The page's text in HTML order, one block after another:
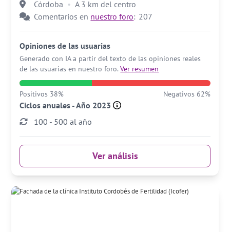
Córdoba
A 3 km del centro
Comentarios en nuestro foro: 207
Opiniones de las usuarias
Generado con IA a partir del texto de las opiniones reales
de las usuarias en nuestro foro.Ver resumen
Positivos 38% Negativos 62%
Ciclos anuales - Año 2023
100 - 500 al año
Ver análisis